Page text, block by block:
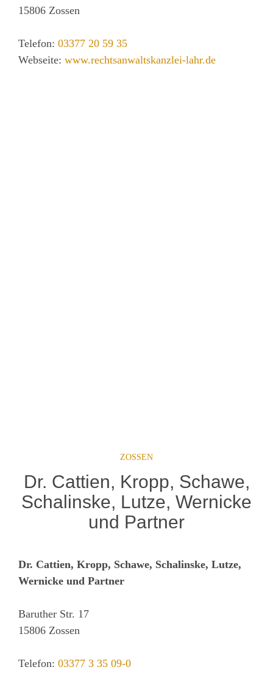
15806 Zossen
Telefon: 03377 20 59 35
Webseite: www.rechtsanwaltskanzlei-lahr.de
ZOSSEN
Dr. Cattien, Kropp, Schawe,
Schalinske, Lutze, Wernicke
und Partner
Dr. Cattien, Kropp, Schawe, Schalinske, Lutze,
Wernicke und Partner
Baruther Str. 17
15806 Zossen
Telefon: 03377 3 35 09-0